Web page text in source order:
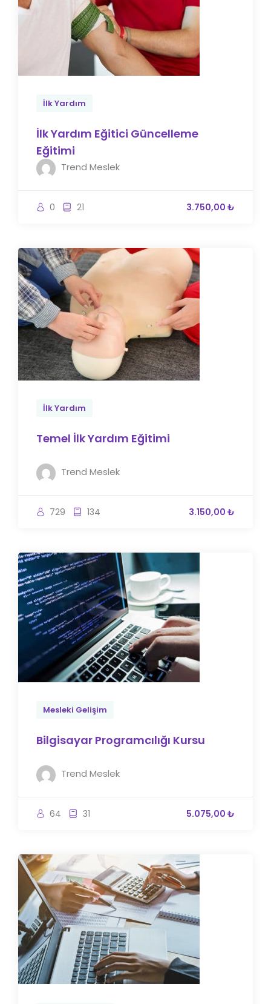
İlk Yardım
İlk Yardım Eğitici Güncelleme
Eğitimi
Trend Meslek
0 21 3.750,00 ₺
İlk Yardım
Temel İlk Yardım Eğitimi
Trend Meslek
729 134 3.150,00 ₺
Mesleki Gelişim
Bilgisayar Programcılığı Kursu
Trend Meslek
64 31 5.075,00 ₺